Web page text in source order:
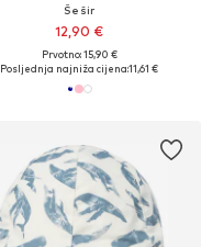
Šešir
12,90 €
Prvotno: 15,90 €
Posljednja najniža cijena:11,61 €